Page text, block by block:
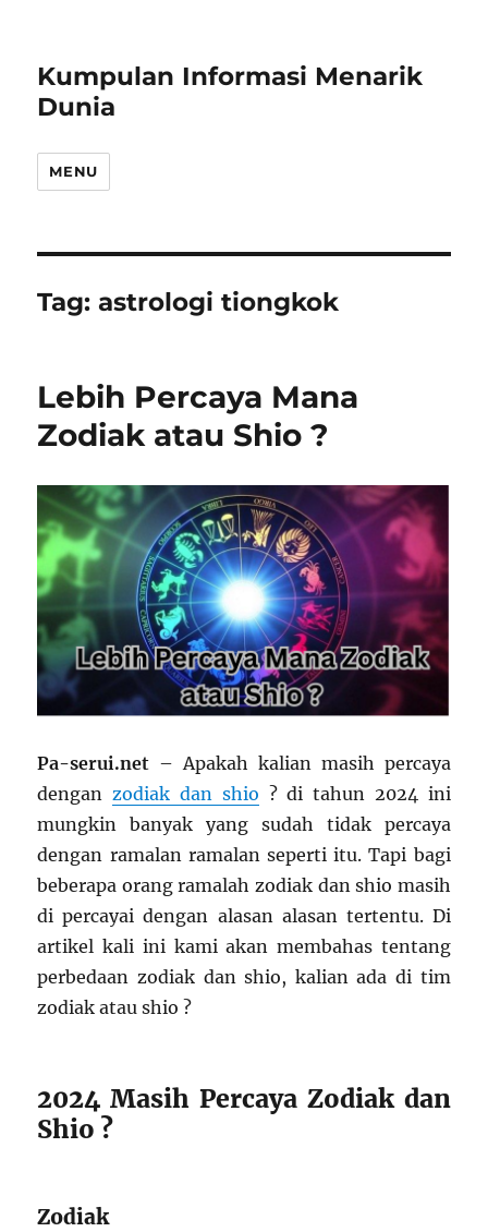
Kumpulan Informasi Menarik
Dunia
MENU
Tag:astrologi tiongkok
Lebih Percaya Mana
Zodiak atau Shio ?
Pa-serui.net – Apakah kalian masih percaya
denganzodiak dan shio ? di tahun 2024 ini
mungkin banyak yang sudah tidak percaya
dengan ramalan ramalan seperti itu. Tapi bagi
beberapa orang ramalah zodiak dan shio masih
di percayai dengan alasan alasan tertentu. Di
artikel kali ini kami akan membahas tentang
perbedaan zodiak dan shio, kalian ada di tim
zodiak atau shio ?
2024 Masih Percaya Zodiak dan
Shio ?
Zodiak